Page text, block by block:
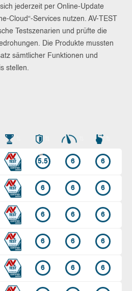
jederzeit per Online-Update
Cloud“-Services nutzen. AV-TEST
Testszenarien und prüfte die
Die Produkte mussten
sämtlicher Funktionen und
stellen.
5.5 6 6
6 6 6
6 6 6
6 6 6
6 6 6